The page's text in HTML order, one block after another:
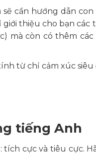
cần hướng dẫn
giới thiệu cho bạn các
mà còn có thêm
từ chỉ cảm xúc siêu
tiếng Anh
cực và tiêu cực.